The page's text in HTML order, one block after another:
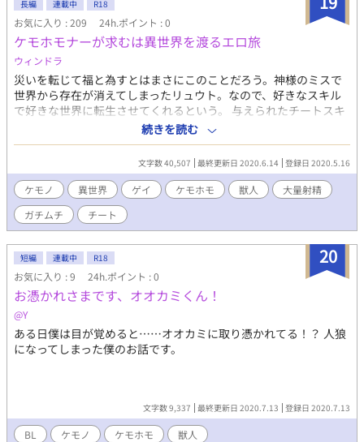
長編 連載中 R18
お気に入り : 209 24h.ポイント : 0
ケモホモナーが求むは異世界を渡るエロ旅
ウィンドラ
災いを転じて福と為すとはまさにこのことだろう。神様のミスで
世界から存在が消えてしまったリュウト。なので、好きなスキル
で好きな世界に転生させてくれるという。 与えられたチートスキ
ルで己を曝け出して好きに生きていくと決意。だけど、スキルや
ステータスはチートなはずなのに威力は人並み！？ チートがチー
トであるためには世界に散り散りに存在しているケモホモ獣人眷
属の武器たちを見つけ出してはならない。え？武器？ 女性が存在
しないこの世界、そんな中で仲間兼恋人たちを求めて世界を旅す
る。 ※ガチ系のR18なので、見るのはあくまで自己責任でお願い
します。 ※美形なBLというよりガチムチ筋肉のようなガチ目のゲ
イ向けな内容なので、ご了承ください。 ※獣人は耳と尻尾だけの
ケモミミではなく全身モフモフとマズルがあるガチ獣人です。 不
定期投稿です
続きを読む
文字数 40,507 最終更新日 2020.6.14 登録日 2020.5.16
ケモノ 異世界 ゲイ ケモホモ 獣人
大量射精
ガチムチ
チート
20
短編 連載中 R18
お気に入り : 9 24h.ポイント : 0
お憑かれさまです、オオカミくん！
@Y
ある日僕は目が覚めると……オオカミに取り憑かれてる！？ 人狼
になってしまった僕のお話です。
文字数 9,337 最終更新日 2020.7.13 登録日 2020.7.13
BL ケモノ ケモホモ 獣人